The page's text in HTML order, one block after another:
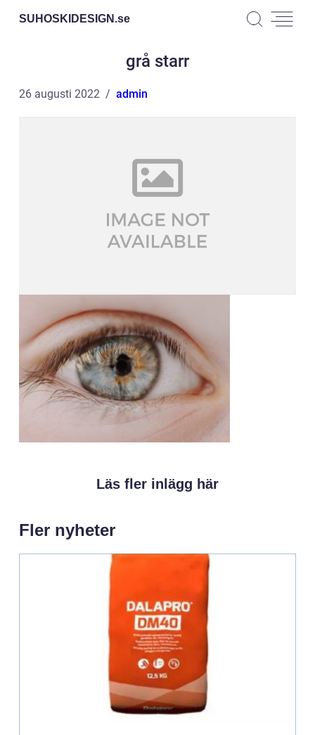
SUHOSKIDESIGN.se
grå starr
26 augusti 2022 admin
Läs fler inlägg här
Fler nyheter